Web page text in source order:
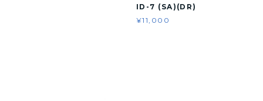
ID-7 (SA)(DR)
¥11,000